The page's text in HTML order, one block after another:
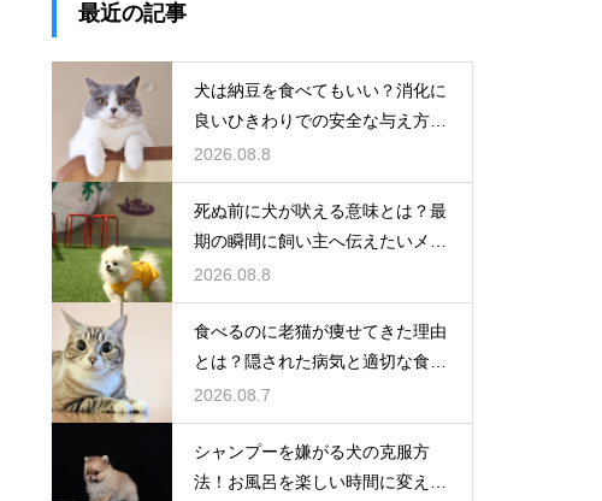
最近の記事
犬は納豆を食べてもいい？消化に
良いひきわりでの安全な与え方を
解説
2026.08.8
死ぬ前に犬が吠える意味とは？最
期の瞬間に飼い主へ伝えたいメッ
セージ
2026.08.8
食べるのに老猫が痩せてきた理由
とは？隠された病気と適切な食事
ケア
2026.08.7
シャンプーを嫌がる犬の克服方
法！お風呂を楽しい時間に変える